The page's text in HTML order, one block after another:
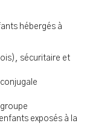
hébergés à
sécuritaire et
exposés à la